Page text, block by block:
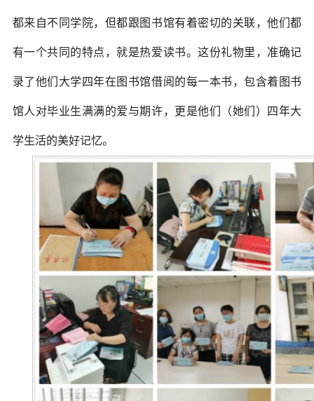
都来自不同学院，但都跟图书馆有着密切的关联，他们都
有一个共同的特点，就是热爱读书。这份礼物里，准确记
录了他们大学四年在图书馆借阅的每一本书，包含着图书
馆人对毕业生满满的爱与期许，更是他们（她们）四年大
学生活的美好记忆。